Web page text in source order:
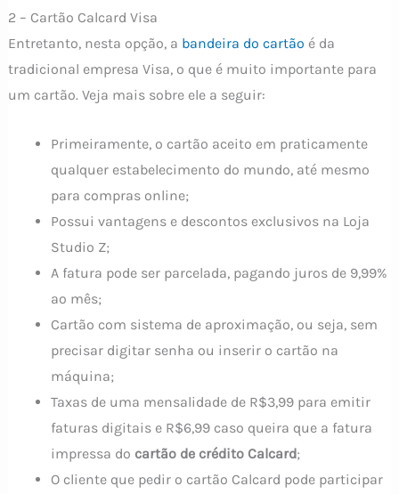
2 – Cartão Calcard Visa
Entretanto, nesta opção, a bandeira do cartão é da
tradicional empresa Visa, o que é muito importante para
um cartão. Veja mais sobre ele a seguir:
Primeiramente, o cartão aceito em praticamente
qualquer estabelecimento do mundo, até mesmo
para compras online;
Possui vantagens e descontos exclusivos na Loja
Studio Z;
A fatura pode ser parcelada, pagando juros de 9,99%
ao mês;
Cartão com sistema de aproximação, ou seja, sem
precisar digitar senha ou inserir o cartão na
máquina;
Taxas de uma mensalidade de R$3,99 para emitir
faturas digitais e R$6,99 caso queira que a fatura
impressa do cartão de crédito Calcard;
O cliente que pedir o cartão Calcard pode participar